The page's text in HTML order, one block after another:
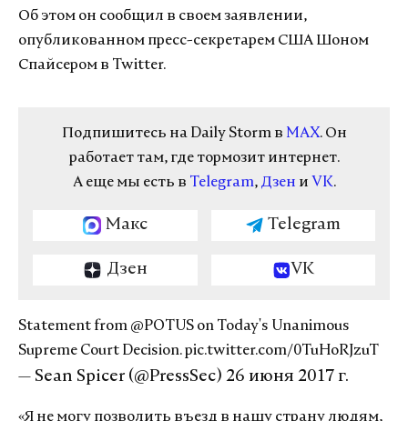
Об этом он сообщил в своем заявлении,
опубликованном пресс-секретарем США Шоном
Спайсером в Twitter.
Подпишитесь на Daily Storm в MAX. Он
работает там, где тормозит интернет.
А еще мы есть в Telegram, Дзен и VK.
Макс Telegram
Дзен VK
Statement from @POTUS on Today's Unanimous
Supreme Court Decision.pic.twitter.com/0TuHoRJzuT
— Sean Spicer (@PressSec) 26 июня 2017 г.
«Я не могу позволить въезд в нашу страну людям,